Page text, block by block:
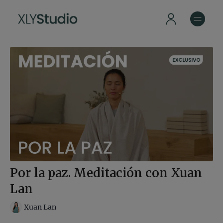
Por la paz. Meditación con Xuan
Lan
Xuan Lan